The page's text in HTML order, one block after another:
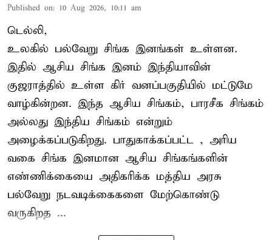
Published on: 10 Aug 2026, 10:11 am
டெல்லி,
உலகில் பல்வேறு சிங்க இனங்கள் உள்ளன.
இதில் ஆசிய சிங்க இனம் இந்தியாவின்
குஜராத்தில் உள்ள கிர் வனப்பகுதியில் மட்டுமே
வாழ்கின்றன. இந்த ஆசிய சிங்கம், பாரசீக சிங்கம்
அல்லது இந்திய சிங்கம் என்றும்
அழைக்கப்படுகிறது. பாதுகாக்கப்பட்ட , அரிய
வகை சிங்க இனமான ஆசிய சிங்கங்களின்
எண்ணிக்கையை அதிகரிக்க மத்திய அரசு
பல்வேறு நடவடிக்கைகளை மேற்கொண்டு
வருகிறத ...